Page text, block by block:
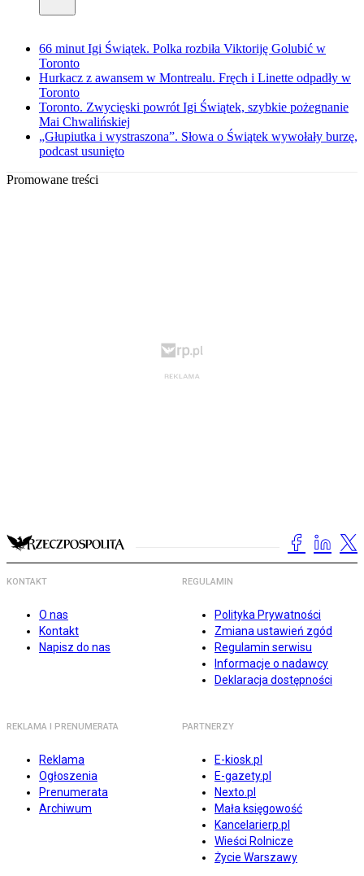
66 minut Igi Świątek. Polka rozbiła Viktoriję Golubić w
Toronto
Hurkacz z awansem w Montrealu. Fręch i Linette odpadły w
Toronto
Toronto. Zwycięski powrót Igi Świątek, szybkie pożegnanie
Mai Chwalińskiej
„Głupiutka i wystraszona”. Słowa o Świątek wywołały burzę,
podcast usunięto
Promowane treści
KONTAKT
O nas
Kontakt
Napisz do nas
REGULAMIN
Polityka Prywatności
Zmiana ustawień zgód
Regulamin serwisu
Informacje o nadawcy
Deklaracja dostępności
REKLAMA I PRENUMERATA
Reklama
Ogłoszenia
Prenumerata
Archiwum
PARTNERZY
E-kiosk.pl
E-gazety.pl
Nexto.pl
Mała księgowość
Kancelarierp.pl
Wieści Rolnicze
Życie Warszawy